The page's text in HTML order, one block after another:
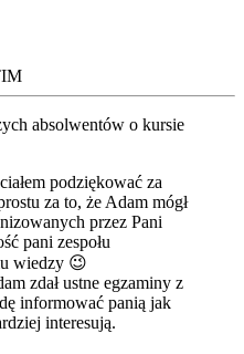
absolwentów o kursie
podziękować za
za to, że Adam mógł
przez Pani
pani zespołu
wiedzy 😉
zdał ustne egzaminy z
informować panią jak
interesują.